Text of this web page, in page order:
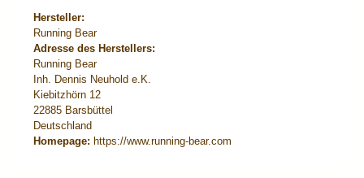
Hersteller:
Running Bear
Adresse des Herstellers:
Running Bear
Inh. Dennis Neuhold e.K.
Kiebitzhörn 12
22885 Barsbüttel
Deutschland
Homepage: https://www.running-bear.com